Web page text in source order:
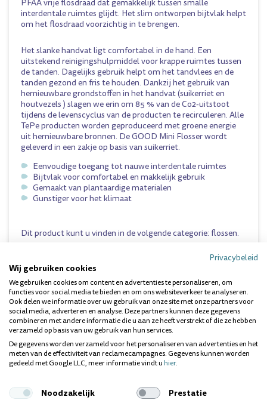
PFAA vrije flosdraad dat gemakkelijk tussen smalle
interdentale ruimtes glijdt. Het slim ontworpen bijtvlak helpt
om het flosdraad voorzichtig in te brengen.
Het slanke handvat ligt comfortabel in de hand. Een
uitstekend reinigingshulpmiddel voor krappe ruimtes tussen
de tanden. Dagelijks gebruik helpt om het tandvlees en de
tanden gezond en fris te houden. Dankzij het gebruik van
hernieuwbare grondstoffen in het handvat (suikerriet en
houtvezels ) slagen we erin om 85 % van de Co2-uitstoot
tijdens de levenscyclus van de producten te recirculeren. Alle
TePe producten worden geproduceerd met groene energie
uit hernieuwbare bronnen. De GOOD Mini Flosser wordt
geleverd in een zakje op basis van suikerriet.
Eenvoudige toegang tot nauwe interdentale ruimtes
Bijtvlak voor comfortabel en makkelijk gebruik
Gemaakt van plantaardige materialen
Gunstiger voor het klimaat
Dit product kunt u vinden in de volgende categorie: flossen.
Vragen over dit product? Wij helpen je
graag!
Privacybeleid
Wij gebruiken cookies
We gebruiken cookies om content en advertenties te personaliseren, om
functies voor social media te bieden en om ons websiteverkeer te analyseren.
Ook delen we informatie over uw gebruik van onze site met onze partners voor
social media, adverteren en analyse. Deze partners kunnen deze gegevens
combineren met andere informatie die u aan ze heeft verstrekt of die ze hebben
verzameld op basis van uw gebruik van hun services.
De gegevens worden verzameld voor het personaliseren van advertenties en het
meten van de effectiviteit van reclamecampagnes. Gegevens kunnen worden
gedeeld met Google LLC, meer informatie vindt uhier.
Noodzakelijk
Prestatie